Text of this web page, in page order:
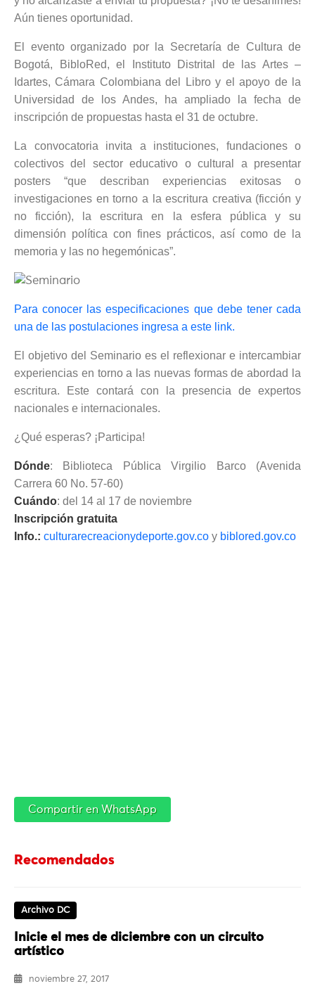
Aún tienes oportunidad.
El evento organizado por la Secretaría de Cultura de
Bogotá, BibloRed, el Instituto Distrital de las Artes –
Idartes, Cámara Colombiana del Libro y el apoyo de la
Universidad de los Andes, ha ampliado la fecha de
inscripción de propuestas hasta el 31 de octubre.
La convocatoria invita a instituciones, fundaciones o
colectivos del sector educativo o cultural a presentar
posters “que describan experiencias exitosas o
investigaciones en torno a la escritura creativa (ficción y
no ficción), la escritura en la esfera pública y su
dimensión política con fines prácticos, así como de la
memoria y las no hegemónicas”.
Para conocer las especificaciones que debe tener cada
una de las postulaciones ingresa a este link.
El objetivo del Seminario es el reflexionar e intercambiar
experiencias en torno a las nuevas formas de abordad la
escritura. Este contará con la presencia de expertos
nacionales e internacionales.
¿Qué esperas? ¡Participa!
Dónde: Biblioteca Pública Virgilio Barco (Avenida
Carrera 60 No. 57-60)
Cuándo: del 14 al 17 de noviembre
Inscripción gratuita
Info.: culturarecreacionydeporte.gov.co y biblored.gov.co
Compartir en WhatsApp
Recomendados
Archivo DC
Inicie el mes de diciembre con un circuito
artístico
noviembre 27, 2017